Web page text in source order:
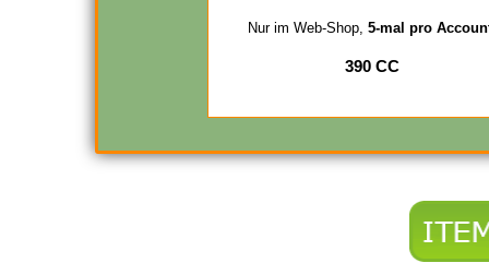
Nur im Web-Shop, 5-mal pro
390 CC